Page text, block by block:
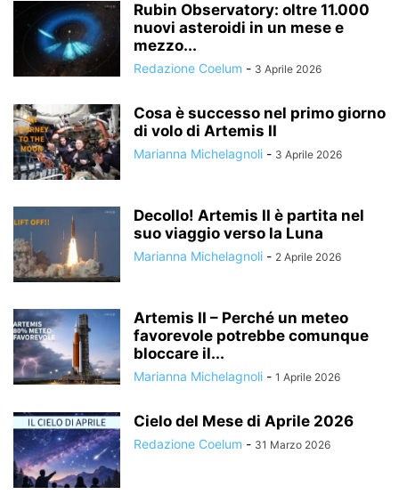
Rubin Observatory: oltre 11.000
nuovi asteroidi in un mese e
mezzo...
Redazione Coelum - 3 Aprile 2026
Cosa è successo nel primo giorno
di volo di Artemis II
Marianna Michelagnoli - 3 Aprile 2026
Decollo! Artemis II è partita nel
suo viaggio verso la Luna
Marianna Michelagnoli - 2 Aprile 2026
Artemis II – Perché un meteo
favorevole potrebbe comunque
bloccare il...
Marianna Michelagnoli - 1 Aprile 2026
Cielo del Mese di Aprile 2026
Redazione Coelum - 31 Marzo 2026